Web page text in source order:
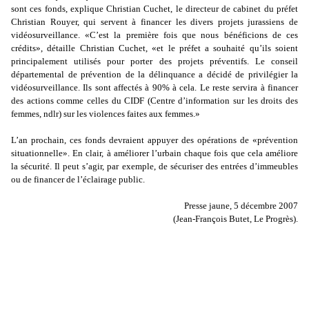
sont ces fonds, explique Christian Cuchet, le directeur de cabinet du préfet
Christian Rouyer, qui servent à financer les divers projets jurassiens de
vidéosurveillance. «C’est la première fois que nous bénéficions de ces
crédits», détaille Christian Cuchet, «et le préfet a souhaité qu’ils soient
principalement utilisés pour porter des projets préventifs. Le conseil
départemental de prévention de la délinquance a décidé de privilégier la
vidéosurveillance. Ils sont affectés à 90% à cela. Le reste servira à financer
des actions comme celles du CIDF (Centre d’information sur les droits des
femmes, ndlr) sur les violences faites aux femmes.»
L’an prochain, ces fonds devraient appuyer des opérations de «prévention
situationnelle». En clair, à améliorer l’urbain chaque fois que cela améliore
la sécurité. Il peut s’agir, par exemple, de sécuriser des entrées d’immeubles
ou de financer de l’éclairage public.
Presse jaune, 5 décembre 2007
(Jean-François Butet, Le Progrès).